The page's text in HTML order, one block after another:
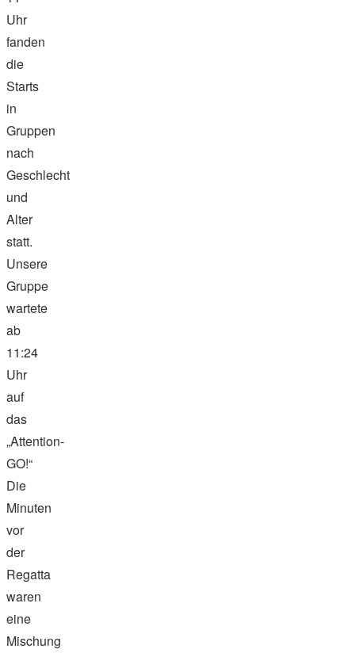
Uhr
fanden
die
Starts
in
Gruppen
nach
Geschlecht
und
Alter
statt.
Unsere
Gruppe
wartete
ab
11:24
Uhr
auf
das
„Attention-
GO!“
Die
Minuten
vor
der
Regatta
waren
eine
Mischung